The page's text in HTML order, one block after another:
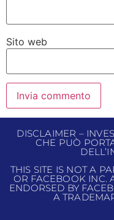
Sito web
DISCLAIMER –
CHE PUÒ
THIS SITE IS NOT A
OR FACEBOOK INC.
ENDORSED BY
A